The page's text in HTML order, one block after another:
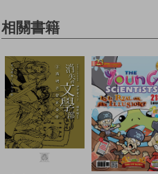
相關書籍